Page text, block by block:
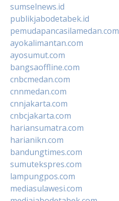
sumselnews.id
publikjabodetabek.id
pemudapancasilamedan.com
ayokalimantan.com
ayosumut.com
bangsaoffline.com
cnbcmedan.com
cnnmedan.com
cnnjakarta.com
cnbcjakarta.com
hariansumatra.com
harianikn.com
bandungtimes.com
sumutekspres.com
lampungpos.com
mediasulawesi.com